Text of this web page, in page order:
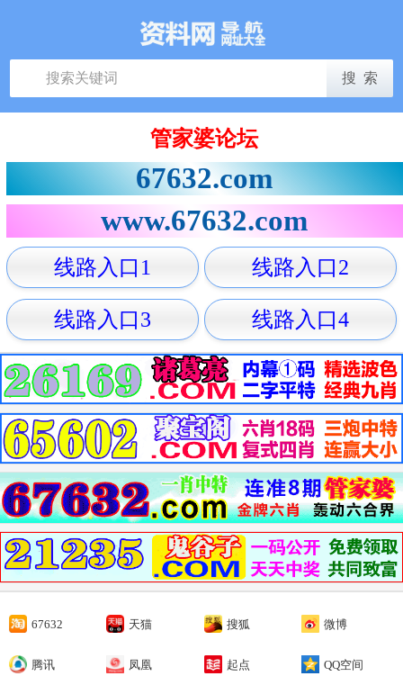
管家婆论坛
67632.com
www.67632.com
线路入口1 线路入口2
线路入口3 线路入口4
67632 天猫 搜狐 微博
腾讯 凤凰 起点 QQ空间